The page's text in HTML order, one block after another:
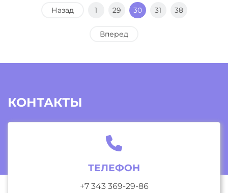
Назад 1 29 30 31 38
Вперед
КОНТАКТЫ
ТЕЛЕФОН
+7 343 369-29-86